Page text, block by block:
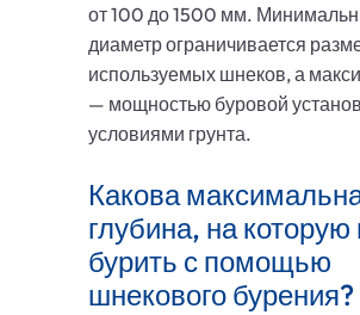
от 100 до 1500 мм.
диаметр ограничивается
используемых шнеков, а
— мощностью буровой
условиями грунта.
Какова
глубина, на
бурить с помощью
шнекового бурения?